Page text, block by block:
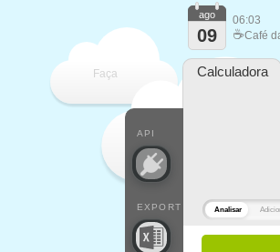
Analisar
Faça
API
EXPORT
ago
09
06:03
☕Café
Calculadora